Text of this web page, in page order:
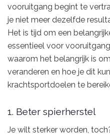
vooruitgang begint te
je niet meer dezelfde
Het is tijd om een
essentieel voor
waarom het belangrijk is
veranderen en hoe je dit
krachtsportdoelen te
1. Beter spierherstel
Je wilt sterker worden,